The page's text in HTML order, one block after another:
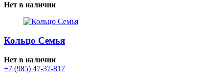
Нет в наличии
Кольцо Семья
Нет в наличии
+7 (985) 47-37-817